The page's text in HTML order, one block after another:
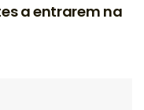
a entrarem na